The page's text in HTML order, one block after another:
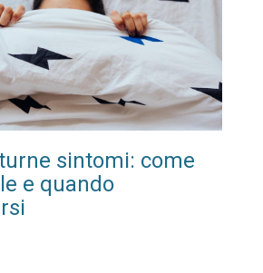
sintomi: come
e quando